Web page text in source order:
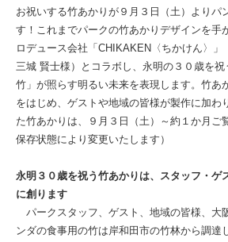
お祝いする竹あかりが９月３日（土）よりパ
す！これまでパークの竹あかりデザインを手
ロデュース会社「CHIKAKEN〈ちかけん〉」
三城 賢⼠様）とコラボし、永明の３０歳を祝
竹」が照らす明るい未来を表現します。竹あ
をはじめ、ゲストや地域の皆様が製作に加わ
た竹あかりは、９月３日（土）～約１か月ご
保存状態により変更いたします）
永明３０歳を祝う竹あかりは、スタッフ・ゲ
に創ります
パークスタッフ、ゲスト、地域の皆様、大
ンダの食事用の竹は岸和田市の竹林から調達